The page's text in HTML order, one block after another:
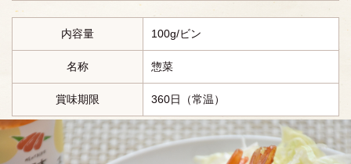
内容量 100g/ビン
名称 惣菜
賞味期限 360日（常温）